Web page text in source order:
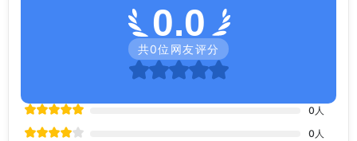
0.0
共0位网友评分
0 人
0 人